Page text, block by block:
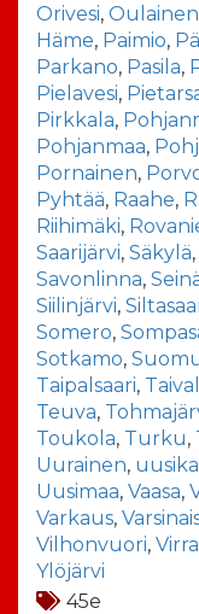
Orivesi, Oulainen
Häme, Paimio,
Parkano, Pasila,
Pielavesi,
Pirkkala,
Pohjanmaa,
Pornainen,
Pyhtää, Raahe,
Riihimäki,
Saarijärvi, Säkylä,
Savonlinna,
Siilinjärvi,
Somero,
Sotkamo,
Taipalsaari,
Teuva,
Toukola, Turku,
Uurainen,
Uusimaa, Vaasa,
Varkaus,
Vilhonvuori,
Ylöjärvi
45e